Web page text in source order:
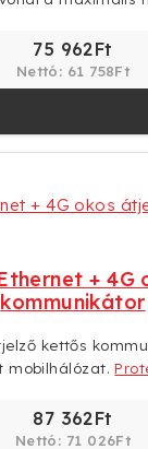
75 962Ft
Nettó: 61 758Ft
+ 4G
kommunikátor
kettős
mobilhálózat.
87 362Ft
Nettó: 71 026Ft